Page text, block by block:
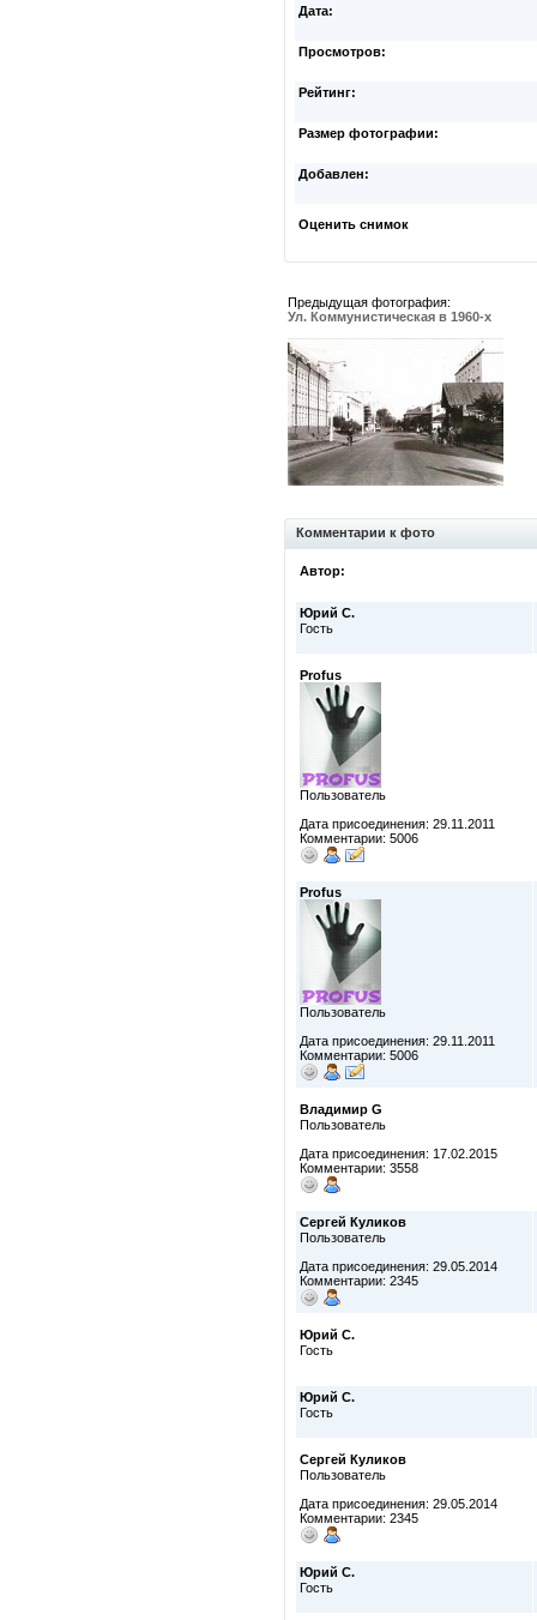
Дата:
Просмотров:
Рейтинг:
Размер фотографии:
Добавлен:
Оценить снимок
Предыдущая фотография:
Ул. Коммунистическая в 1960-х
Комментарии к фото
Автор:
Юрий С.
Гость
Profus
Пользователь
Дата присоединения: 29.11.2011
Комментарии: 5006
Profus
Пользователь
Дата присоединения: 29.11.2011
Комментарии: 5006
Владимир G
Пользователь
Дата присоединения: 17.02.2015
Комментарии: 3558
Сергей Куликов
Пользователь
Дата присоединения: 29.05.2014
Комментарии: 2345
Юрий С.
Гость
Юрий С.
Гость
Сергей Куликов
Пользователь
Дата присоединения: 29.05.2014
Комментарии: 2345
Юрий С.
Гость